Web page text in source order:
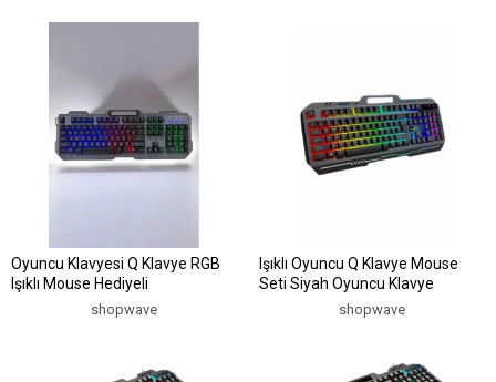
Oyuncu Klavyesi Q Klavye RGB
Işıklı Mouse Hediyeli
shopwave
Işıklı Oyuncu Q Klavye Mouse
Seti Siyah Oyuncu Klavye
shopwave